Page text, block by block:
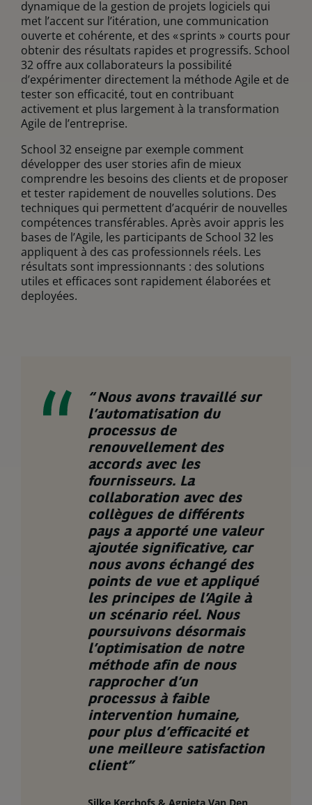
dynamique de la gestion de projets logiciels qui
met l’accent sur l’itération, une communication
ouverte et cohérente, et des « sprints » courts pour
obtenir des résultats rapides et progressifs. School
32 offre aux collaborateurs la possibilité
d’expérimenter directement la méthode Agile et de
tester son efficacité, tout en contribuant
activement et plus largement à la transformation
Agile de l’entreprise.
School 32 enseigne par exemple comment
développer des user stories afin de mieux
comprendre les besoins des clients et de proposer
et tester rapidement de nouvelles solutions. Des
techniques qui permettent d’acquérir de nouvelles
compétences transférables. Après avoir appris les
bases de l’Agile, les participants de School 32 les
appliquent à des cas professionnels réels. Les
résultats sont impressionnants : des solutions
utiles et efficaces sont rapidement élaborées et
deployées.
“Nous avons travaillé sur
l’automatisation du
processus de
renouvellement des
accords avec les
fournisseurs. La
collaboration avec des
collègues de différents
pays a apporté une valeur
ajoutée significative, car
nous avons échangé des
points de vue et appliqué
les principes de l’Agile à
un scénario réel. Nous
poursuivons désormais
l’optimisation de notre
méthode afin de nous
rapprocher d’un
processus à faible
intervention humaine,
pour plus d’efficacité et
une meilleure satisfaction
client”